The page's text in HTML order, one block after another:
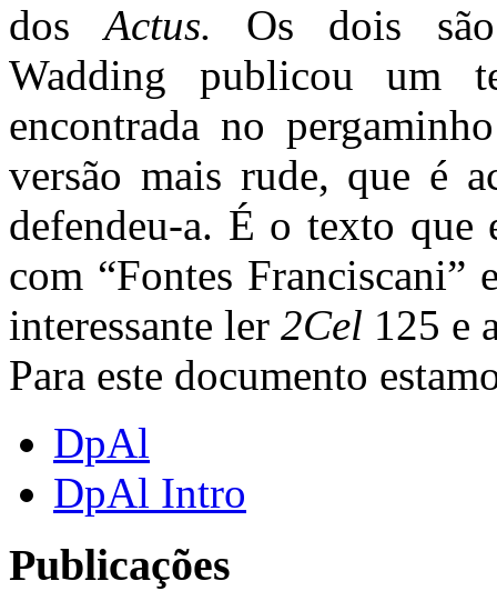
dosActus. Os dois
Wadding publicou um
encontrada no
versão mais rude, que é
defendeu-a. É o texto que
com “Fontes Franciscani”
interessante ler 2Cel 125 e
Para este documento
DpAl
DpAl Intro
Publicações